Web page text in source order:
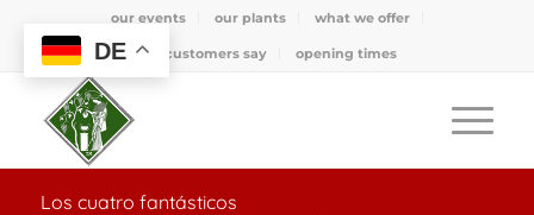
our events our plants what we offer
what customers say opening times
Los cuatro fantásticos
DE